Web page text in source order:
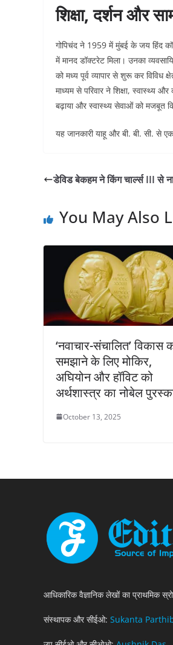
शिक्षा, दर्शन और
गोपिचंद ने 1959 में मुंबई के जय हिंद
में मानद डॉक्टरेट मिला। उनका
को मध्य पूर्व व्यापार से शुरू कर
माध्यम से परिवार ने शिक्षा, स्वास्थ्य
बढ़ाया और स्वास्थ्य सेवाओं को मजबूत
यह जानकारी याहू और बी. बी. सी. से
डेविड बेकहम ने किंग चार्ल्स III से
You May Also
‘नवाचार-संचालित’ विकास
समझाने के लिए मोकिर,
अघियोन और हॉविट को
अर्थशास्त्र का नोबेल
October 13, 2025
आधिकारिक वैज्ञानिक लेखों का प्राथमिक
संस्थापक और सीईओ: Sukanta